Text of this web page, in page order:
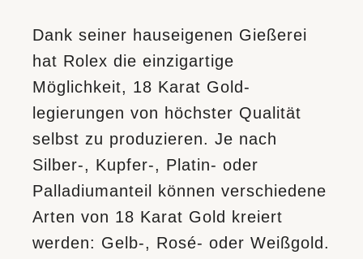
Dank seiner hauseigenen Gießerei
hat Rolex die einzigartige
Möglichkeit, 18 Karat Gold­
legierungen von höchster Qualität
selbst zu produzieren. Je nach
Silber-, Kupfer-, Platin- oder
Palladium­anteil können verschiedene
Arten von 18 Karat Gold kreiert
werden: Gelb-, Rosé- oder Weißgold.